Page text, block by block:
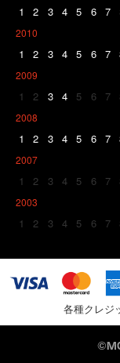
1 2 3 4 5 6 7
2010
1 2 3 4 5 6 7
2009
1 2 3 4 5 6 7
2008
1 2 3 4 5 6 7
2007
1 2 3 4 5 6 7
2003
1 2 3 4 5 6 7
各種クレジ